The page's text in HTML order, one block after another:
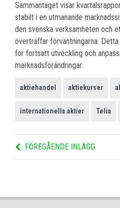
Sammantaget visar
stabilt i en utmanande
den svenska verksamheten och
överträffar förväntningarna.
för fortsatt utveckling och
marknadsförändringar.
aktiehandel aktiekurser
internationella aktier Telia
FÖREGÅENDE INLÄGG